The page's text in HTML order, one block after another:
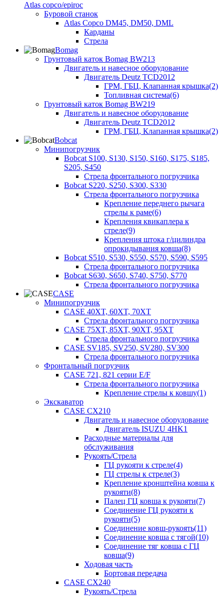
Atlas copco/epiroc
Буровой станок
Atlas Copco DM45, DM50, DML
Карданы
Стрела
Bomag
Грунтовый каток Bomag BW213
Двигатель и навесное оборудование
Двигатель Deutz TCD2012
ГРМ, ГБЦ, Клапанная крышка(2)
Топливная система(6)
Грунтовый каток Bomag BW219
Двигатель и навесное оборудование
Двигатель Deutz TCD2012
ГРМ, ГБЦ, Клапанная крышка(2)
Bobcat
Минипогрузчик
Bobcat S100, S130, S150, S160, S175, S185,
S205, S450
Стрела фронтального погрузчика
Bobcat S220, S250, S300, S330
Стрела фронтального погрузчика
Крепление переднего рычага
стрелы к раме(6)
Крепления квикаплера к
стреле(9)
Крепления штока г/цилиндра
опрокидывания ковша(8)
Bobcat S510, S530, S550, S570, S590, S595
Стрела фронтального погрузчика
Bobcat S630, S650, S740, S750, S770
Стрела фронтального погрузчика
CASE
Минипогрузчик
CASE 40XT, 60XT, 70XT
Стрела фронтального погрузчика
CASE 75XT, 85XT, 90XT, 95XT
Стрела фронтального погрузчика
CASE SV185, SV250, SV280, SV300
Стрела фронтального погрузчика
Фронтальный погрузчик
CASE 721, 821 серии E/F
Стрела фронтального погрузчика
Крепление стрелы к ковшу(1)
Экскаватор
CASE CX210
Двигатель и навесное оборудование
Двигатель ISUZU 4HK1
Расходные материалы для
обслуживания
Рукоять/Стрела
ГЦ рукояти к стреле(4)
ГЦ стрелы к стреле(3)
Крепление кронштейна ковша к
рукояти(8)
Палец ГЦ ковша к рукояти(7)
Соединение ГЦ рукояти к
рукояти(5)
Соединение ковш-рукоять(11)
Соединение ковша с тягой(10)
Соединение тяг ковша с ГЦ
ковша(9)
Ходовая часть
Бортовая передача
CASE CX240
Рукоять/Стрела